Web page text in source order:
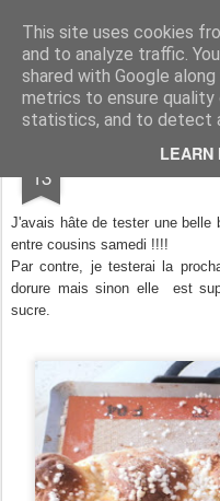
This site uses cookies
and to analyze traffic.
shared with Google
metrics to ensure quality
statistics, and to detect
LEARN
Aux papilles by
13
J'avais hâte de tester une belle
entre cousins samedi !!!!
Par contre, je testerai la
dorure mais sinon elle est
sucre.